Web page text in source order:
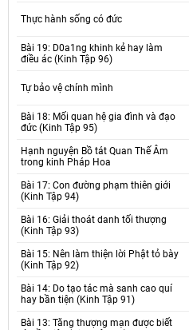
Thực hành sống có đức
Bài 19: D0a1ng khinh kẻ hay làm
điều ác (Kinh Tập 96)
Tự bảo vệ chính mình
Bài 18: Mối quan hệ gia đình và đạo
đức (Kinh Tập 95)
Hạnh nguyện Bồ tát Quan Thế Âm
trong kinh Pháp Hoa
Bài 17: Con đường phạm thiên giới
(Kinh Tập 94)
Bài 16: Giải thoát danh tối thượng
(Kinh Tập 93)
Bài 15: Nên làm thiện lời Phật tỏ bày
(Kinh Tập 92)
Bài 14: Do tạo tác mà sanh cao quí
hay bần tiện (Kinh Tập 91)
Bài 13: Tăng thượng mạn được biết